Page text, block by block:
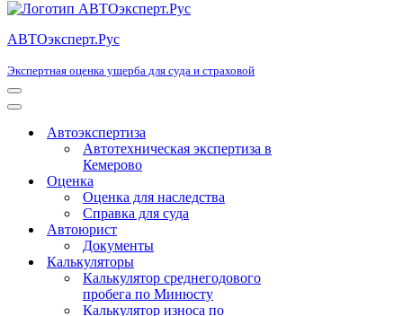
АВТОэксперт.Рус
Экспертная оценка ущерба для суда и страховой
Меню
навигации
Меню
навигацииАвтоэкспертиза
Автотехническая экспертиза в
Кемерово
Оценка
Оценка для наследства
Справка для суда
Автоюрист
Документы
Калькуляторы
Калькулятор среднегодового
пробега по Минюсту
Калькулятор износа по